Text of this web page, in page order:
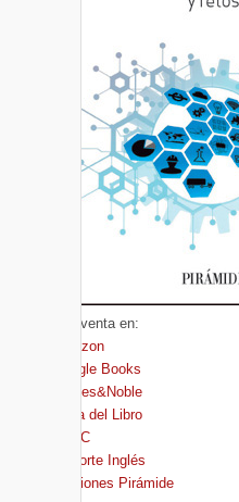
A la venta en:
Amazon
Google Books
Barnes&Noble
Casa del Libro
FNAC
El Corte Inglés
Ediciones Pirámide